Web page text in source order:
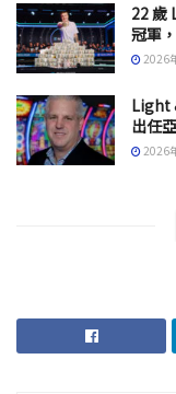
22 歲
冠軍
2026
Light
出任
2026